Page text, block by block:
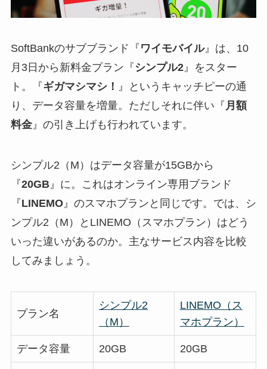
SoftBankのサブブランド『 ワイモバイル』は、10
月3日から新料金プラン『 シンプル2』をスター
ト。『ギガマシマシ！ 』というキャッチピーの通
り、データ容量を増量。ただしそれに伴い『 月額
料金』の引き上げも行われています。
シンプル2（M）はデータ容量が15GBから
『20GB』に。これはオンライン専用ブランド
『LINEMO』のスマホプランと同じです。では、シ
ンプル2（M）とLINEMO（スマホプラン）はどう
いった違いがあるのか。主なサービス内容を比較
してみましょう。
プラン名
シンプル2
（M）
LINEMO（ス
マホプラン）
データ容量 20GB 20GB